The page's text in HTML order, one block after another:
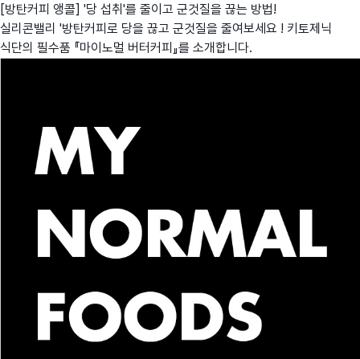
[방탄커피 앵콜] '당 섭취'를 줄이고 군것질을 끊는 방법!
실리콘밸리 '방탄커피로 당을 끊고 군것질을 줄여보세요 ! 키토제닉
식단의 필수품 『마이노멀 버터커피』를 소개합니다.